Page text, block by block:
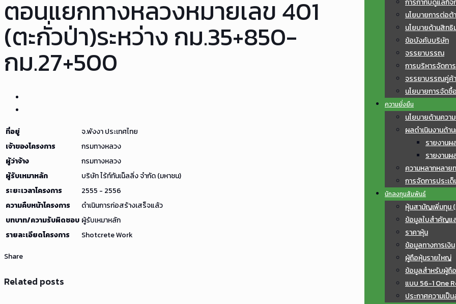
การกำกับดูแลกิจ
นโยบายการต่อ
นโยบายด้านสิท
ข้อบังคับบริษัท
จรรยาบรรณ
การบริหารจัดกา
จรรยาบรรณคู่ค้า
นโยบายการจัด
ความยั่งยืน
นโยบายด้านควา
ผลดำเนินงานด้า
รายงานผ
รายงานผ
ความหลากหลาย
การจัดการประ
นักลงทุนสัมพันธ์
หุ้นสามัญเพิ่มทุน
ข้อมูลใบสำคัญแ
ราคาหุ้น
ข้อมูลทางการเงิน
ผู้ถือหุ้นรายใหญ่
ข้อมูลสำหรับผู้ถื
แบบ 56-1 One
ประกาศความเ
ตอนแยกทางหลวงหมายเลข 401
(ตะกั่วป่า)ระหว่าง กม.35+850-
กม.27+500
ที่อยู่
จ.พังงา ประเทศไทย
เจ้าของโครงการ
กรมทางหลวง
ผู้ว่าจ้าง
กรมทางหลวง
ผู้รับเหมาหลัก
บริษัท ไร้ท์ทันเน็ลลิ่ง จำกัด (มหาชน)
ระยะเวลาโครงการ
2555 - 2556
ความคืบหน้าโครงการ
ดำเนินการก่อสร้างเสร็จแล้ว
บทบาท/ความรับผิดชอบ ผู้รับเหมาหลัก
รายละเอียดโครงการ
Shotcrete Work
Share
Related posts